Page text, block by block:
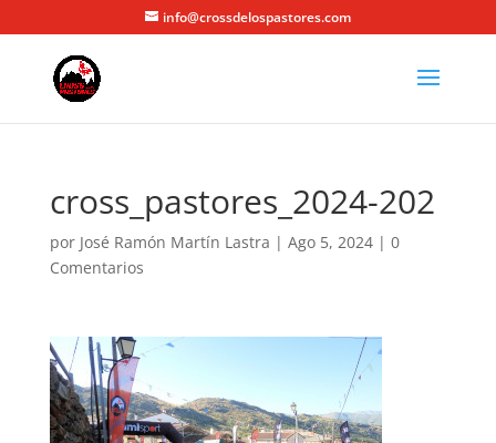
info@crossdelospastores.com
cross_pastores_2024-202
por José Ramón Martín Lastra | Ago 5, 2024| 0
Comentarios